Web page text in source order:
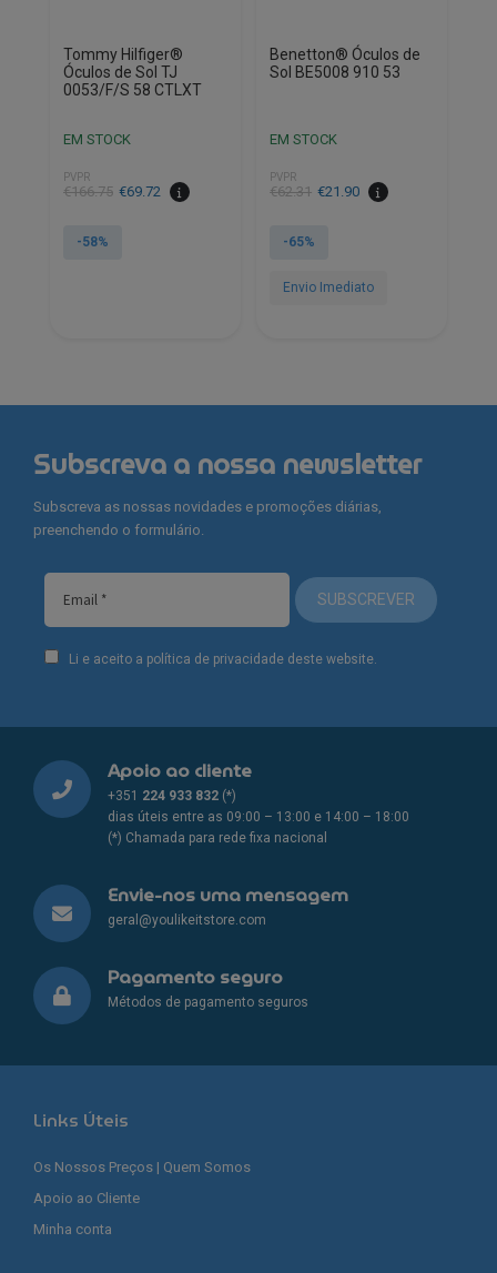
Tommy Hilfiger®
Óculos de Sol TJ
0053/F/S 58 CTLXT
EM STOCK
PVPR
€166.75
O
original
€69.72
O
atual
-58%
Benetton® Óculos de
Sol BE5008 910 53
EM STOCK
PVPR
€62.31
O
original
€62.31.
€21.90
O
atual
€21.90.
-65%
Envio Imediato
Subscreva a nossa newsletter
Subscreva as nossas novidades e promoções diárias,
preenchendo o formulário.
SUBSCREVER
Li e aceito a política de privacidade deste website.
Apoio ao cliente
+351 224 933 832 (*)
dias úteis entre as 09:00 – 13:00 e 14:00 – 18:00
(*) Chamada para rede fixa nacional
Envie-nos uma mensagem
geral@youlikeitstore.com
Pagamento seguro
Métodos de pagamento seguros
Links Úteis
Os Nossos Preços | Quem Somos
Apoio ao Cliente
Minha conta